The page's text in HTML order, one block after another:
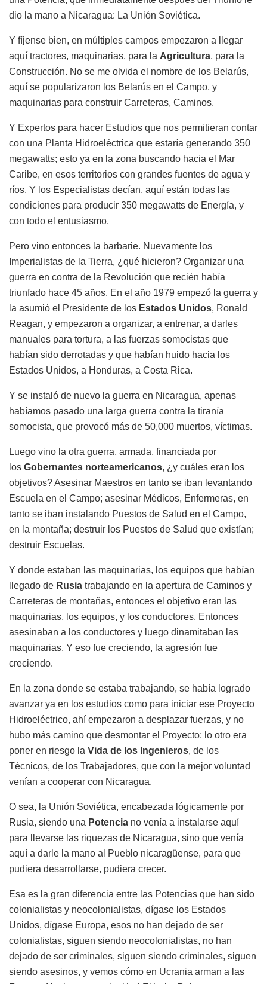
dio la mano a Nicaragua: La Unión Soviética.
Y fíjense bien, en múltiples campos empezaron a llegar
aquí tractores, maquinarias, para la Agricultura, para la
Construcción. No se me olvida el nombre de los Belarús,
aquí se popularizaron los Belarús en el Campo, y
maquinarias para construir Carreteras, Caminos.
Y Expertos para hacer Estudios que nos permitieran contar
con una Planta Hidroeléctrica que estaría generando 350
megawatts; esto ya en la zona buscando hacia el Mar
Caribe, en esos territorios con grandes fuentes de agua y
ríos. Y los Especialistas decían, aquí están todas las
condiciones para producir 350 megawatts de Energía, y
con todo el entusiasmo.
Pero vino entonces la barbarie. Nuevamente los
Imperialistas de la Tierra, ¿qué hicieron? Organizar una
guerra en contra de la Revolución que recién había
triunfado hace 45 años. En el año 1979 empezó la guerra y
la asumió el Presidente de los Estados Unidos, Ronald
Reagan, y empezaron a organizar, a entrenar, a darles
manuales para tortura, a las fuerzas somocistas que
habían sido derrotadas y que habían huido hacia los
Estados Unidos, a Honduras, a Costa Rica.
Y se instaló de nuevo la guerra en Nicaragua, apenas
habíamos pasado una larga guerra contra la tiranía
somocista, que provocó más de 50,000 muertos, víctimas.
Luego vino la otra guerra, armada, financiada por
los Gobernantes norteamericanos, ¿y cuáles eran los
objetivos? Asesinar Maestros en tanto se iban levantando
Escuela en el Campo; asesinar Médicos, Enfermeras, en
tanto se iban instalando Puestos de Salud en el Campo,
en la montaña; destruir los Puestos de Salud que existían;
destruir Escuelas.
Y donde estaban las maquinarias, los equipos que habían
llegado de Rusia trabajando en la apertura de Caminos y
Carreteras de montañas, entonces el objetivo eran las
maquinarias, los equipos, y los conductores. Entonces
asesinaban a los conductores y luego dinamitaban las
maquinarias. Y eso fue creciendo, la agresión fue
creciendo.
En la zona donde se estaba trabajando, se había logrado
avanzar ya en los estudios como para iniciar ese Proyecto
Hidroeléctrico, ahí empezaron a desplazar fuerzas, y no
hubo más camino que desmontar el Proyecto; lo otro era
poner en riesgo la Vida de los Ingenieros, de los
Técnicos, de los Trabajadores, que con la mejor voluntad
venían a cooperar con Nicaragua.
O sea, la Unión Soviética, encabezada lógicamente por
Rusia, siendo una Potencia no venía a instalarse aquí
para llevarse las riquezas de Nicaragua, sino que venía
aquí a darle la mano al Pueblo nicaragüense, para que
pudiera desarrollarse, pudiera crecer.
Esa es la gran diferencia entre las Potencias que han sido
colonialistas y neocolonialistas, dígase los Estados
Unidos, dígase Europa, esos no han dejado de ser
colonialistas, siguen siendo neocolonialistas, no han
dejado de ser criminales, siguen siendo criminales, siguen
siendo asesinos, y vemos cómo en Ucrania arman a las